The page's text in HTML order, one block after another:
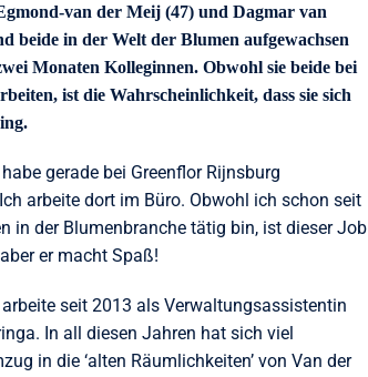
van der Meij (47) und Dagmar van
beide in der Welt der Blumen aufgewachsen
Monaten Kolleginnen. Obwohl sie beide bei
ist die Wahrscheinlichkeit, dass sie sich
habe gerade bei Greenflor Rijnsburg
arbeite dort im Büro. Obwohl ich schon seit
in der Blumenbranche tätig bin, ist dieser Job
er macht Spaß!
arbeite seit 2013 als Verwaltungsassistentin
In all diesen Jahren hat sich viel
in die ‘alten Räumlichkeiten’ von Van der